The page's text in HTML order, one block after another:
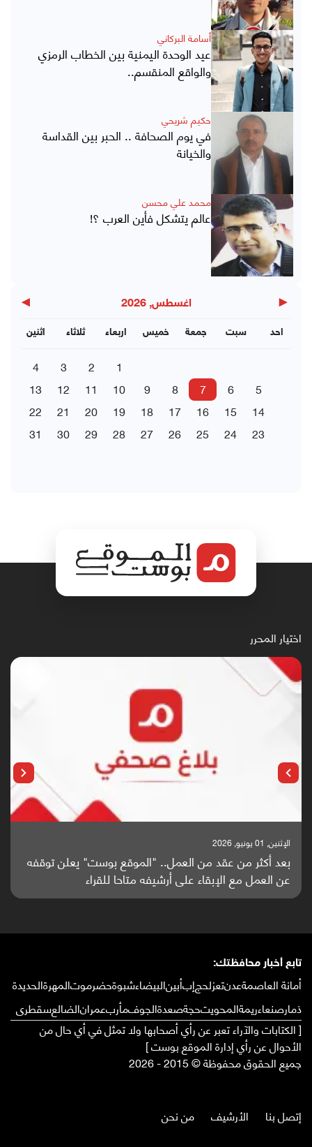
أسامة البركاني
عيد الوحدة اليمنية بين الخطاب الرمزي
والواقع المنقسم..
حكيم شريحي
في يوم الصحافة .. الحبر بين القداسة
والخيانة
محمد علي محسن
عالم يتشكل فأين العرب ؟!
◀ اغسطس, 2026 ▶
اثنين ثلاثاء اربعاء خميس جمعة سبت احد
1
2
3
4
5
6
7
8
9
10
11
12
13
14
15
16
17
18
19
20
21
22
23
24
25
26
27
28
29
30
31
اختيار المحرر
الإثنين, 25 مايو, 2026
باحثون من اليمن يدخلون سباق أبحاث ألزهايمر بدراسة
واعدة منشورة عالميا (ترجمة)
تابع أخبار محافظتك:
أمانة العاصمةعدنتعزلحجإبأبينالبيضاءشبوةحضرموتالمهرةالحديدة
ذمارصنعاءريمةالمحويتحجةصعدةالجوفمأربعمرانالضالعسقطرى
[ الكتابات والآراء تعبر عن رأي أصحابها ولا تمثل في أي حال من
الأحوال عن رأي إدارة الموقع بوست ]
جميع الحقوق محفوظة © 2015 - 2026
إتصل بنا الأرشيف
من نحن